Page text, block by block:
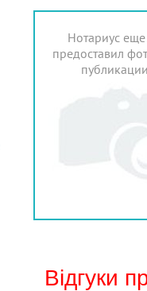
Нотариус
предоставил
Відгуки